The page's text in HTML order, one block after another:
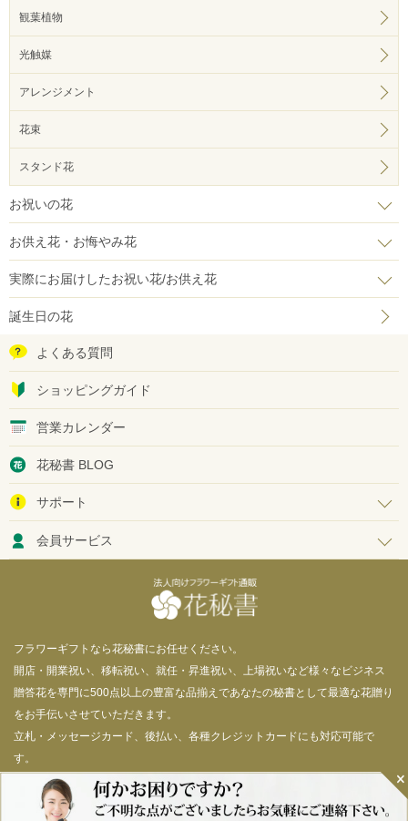
観葉植物
光触媒
アレンジメント
花束
スタンド花
お祝いの花
お供え花・お悔やみ花
実際にお届けしたお祝い花/お供え花
誕生日の花
よくある質問
ショッピングガイド
営業カレンダー
花秘書 BLOG
サポート
会員サービス
フラワーギフトなら花秘書にお任せください。
開店・開業祝い、移転祝い、就任・昇進祝い、上場祝いなど様々なビジネス
贈答花を専門に500点以上の豊富な品揃えであなたの秘書として最適な花贈り
をお手伝いさせていただきます。
立札・メッセージカード、後払い、各種クレジットカードにも対応可能で
す。